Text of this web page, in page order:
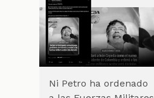
Ni Petro ha ordenado